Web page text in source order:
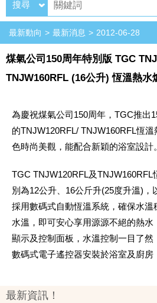
搜尋
最新動向 最新消息 2012-06-28
煤氣公司150周年特別版 TGC
TNJW160RFL (16公升) 恆溫熱水
為慶祝煤氣公司150周年，TGC推出
的TNJW120RFL/ TNJW160RFL恆
色時尚美觀，能配合新穎的浴室設計。
TGC TNJW120RFL及
別為12公升、16公斤升(25度升溫)，
採用數碼式自動恆溫系統，確保水溫
水溫，即可安心享用源源不絕的熱
顯示及控制面板，水溫控制一目了
數碼式電子遙控器安裝於浴室及廚房
最新資訊！